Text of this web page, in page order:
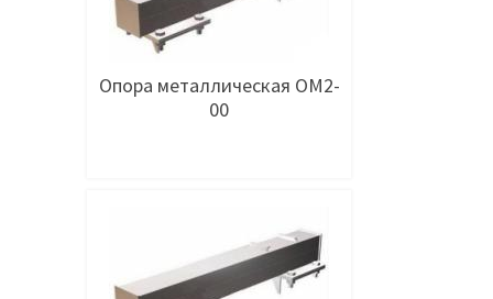
Опора металлическая ОМ2-
00